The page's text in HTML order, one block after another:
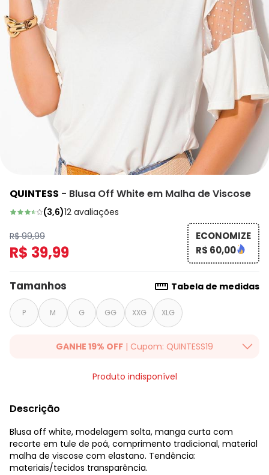
QUINTESS - Blusa Off White em Malha de Viscose
(3,6)12 avaliações
R$ 99,99
R$ 39,99
ECONOMIZE
R$ 60,00
Tamanhos Tabela de medidas
P M G GG XXG XLG
GANHE 19% OFF | Cupom: QUINTESS19
QUINTESS19. Válido para toda loja Quintess, até 07/08/2026.
Produto indisponível
Descrição
Blusa off white, modelagem solta, manga curta com
recorte em tule de poá, comprimento tradicional, material
malha de viscose com elastano. Tendência:
materiais/tecidos transparência.